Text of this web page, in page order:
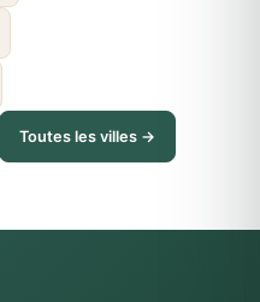
Toutes les villes →